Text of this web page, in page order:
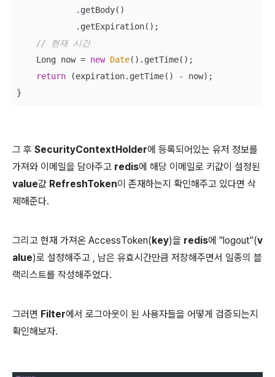
            .getBody()
            .getExpiration();
// 현재 시간
    Long now =
new Date().getTime();
return (expiration.getTime() - now);
}
그 후 SecurityContextHolder에 등록되어있는 유저 정보를
가져와 이메일을 담아주고 redis에 해당 이메일로 키값이 설정된
value값 RefreshToken이 존재하는지 확인해주고 있다면 삭
제해준다.
그리고 현재 가져온 AccessToken(key)을 redis에 "logout"(v
alue)로 설정해주고 , 남은 유효시간만큼 저장해주면서 일종의 블
랙리스트를 작성해주었다.
그러면 Filter에서 로그아웃이 된 사용자들을 어떻게 검증되는지
확인해보자.